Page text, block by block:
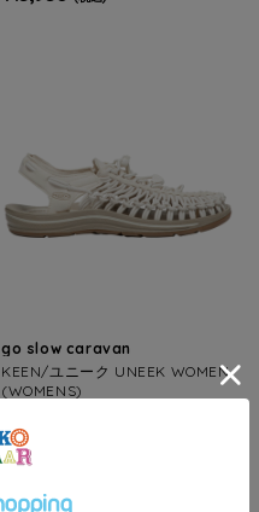
go slow caravan
KEEN/ユニーク UNEEK WOMEN
(WOMENS)